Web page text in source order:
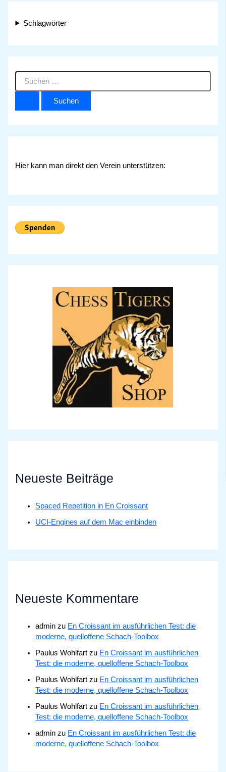
Schlagwörter
S
n
n
h
Hier kann man direkt den Verein unterstützen:
Neueste Beiträge
Spaced Repetition in En Croissant
UCI-Engines auf dem Mac einbinden
Neueste Kommentare
admin zu En Croissant im ausführlichen Test: die
moderne, quelloffene Schach-Toolbox
Paulus Wohlfart zu En Croissant im ausführlichen
Test: die moderne, quelloffene Schach-Toolbox
Paulus Wohlfart zu En Croissant im ausführlichen
Test: die moderne, quelloffene Schach-Toolbox
Paulus Wohlfart zu En Croissant im ausführlichen
Test: die moderne, quelloffene Schach-Toolbox
admin zu En Croissant im ausführlichen Test: die
moderne, quelloffene Schach-Toolbox